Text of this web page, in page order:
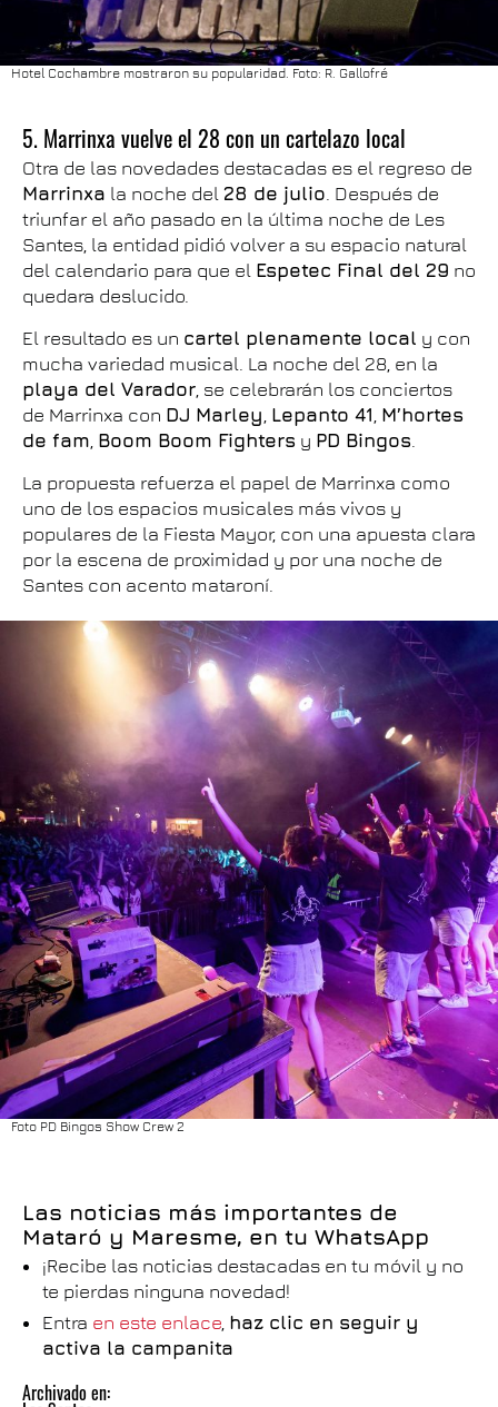
Hotel Cochambre mostraron su popularidad. Foto: R. Gallofré
5. Marrinxa vuelve el 28 con un cartelazo local
Otra de las novedades destacadas es el regreso de
Marrinxa la noche del 28 de julio. Después de
triunfar el año pasado en la última noche de Les
Santes, la entidad pidió volver a su espacio natural
del calendario para que el Espetec Final del 29 no
quedara deslucido.
El resultado es un cartel plenamente local y con
mucha variedad musical. La noche del 28, en la
playa del Varador, se celebrarán los conciertos
de Marrinxa con DJ Marley, Lepanto 41, M’hortes
de fam, Boom Boom Fighters y PD Bingos.
La propuesta refuerza el papel de Marrinxa como
uno de los espacios musicales más vivos y
populares de la Fiesta Mayor, con una apuesta clara
por la escena de proximidad y por una noche de
Santes con acento mataroní.
Foto PD Bingos Show Crew 2
Las noticias más importantes de
Mataró y Maresme, en tu WhatsApp
¡Recibe las noticias destacadas en tu móvil y no
te pierdas ninguna novedad!
Entra en este enlace, haz clic en seguir y
activa la campanita
Archivado en: